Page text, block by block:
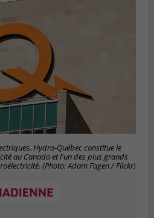
Hydro-Québec constitue le
au Canada et l'un des plus grands
(Photo: Adam Fagen / Flickr)